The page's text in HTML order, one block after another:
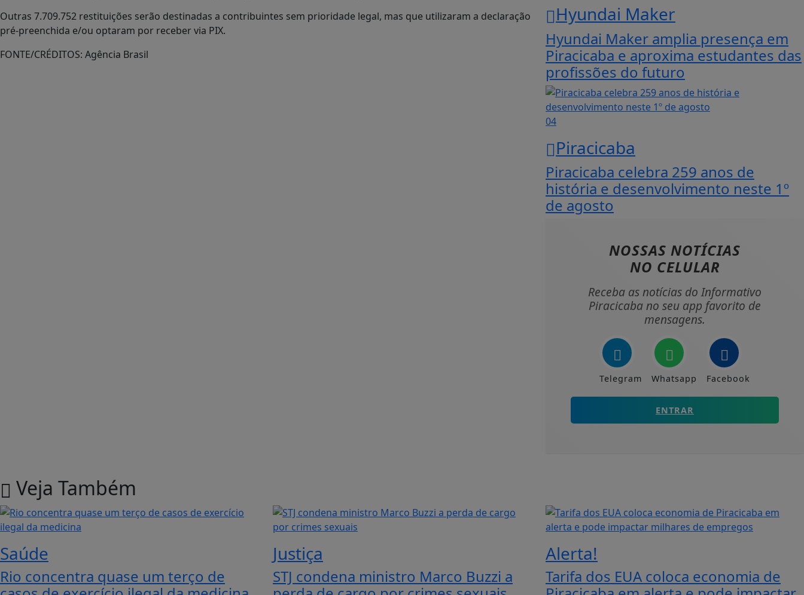
Outras 7.709.752 restituições serão destinadas a contribuintes sem prioridade legal, mas que utilizaram a declaração
pré-preenchida e/ou optaram por receber via PIX.
FONTE/CRÉDITOS: Agência Brasil
Hyundai Maker
Hyundai Maker amplia presença em
Piracicaba e aproxima estudantes das
profissões do futuro
04
Piracicaba
Piracicaba celebra 259 anos de
história e desenvolvimento neste 1º
de agosto
NOSSAS NOTÍCIAS
NO CELULAR
Receba as notícias do Informativo
Piracicaba no seu app favorito de
mensagens.
Telegram Whatsapp Facebook
ENTRAR
Veja Também
Saúde
Rio concentra quase um terço de
Justiça
STJ condena ministro Marco Buzzi a
Alerta!
Tarifa dos EUA coloca economia de